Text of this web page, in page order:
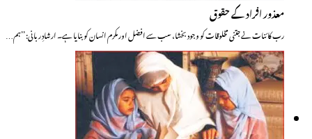
معذور افراد کے حقوق
رب کائنات نے جتنی مخلوقات کو وجود بخشا، سب سے افضل اور مکرم انسان کو بنایا ہے۔ ارشادِ ربانی: ’’ہم…